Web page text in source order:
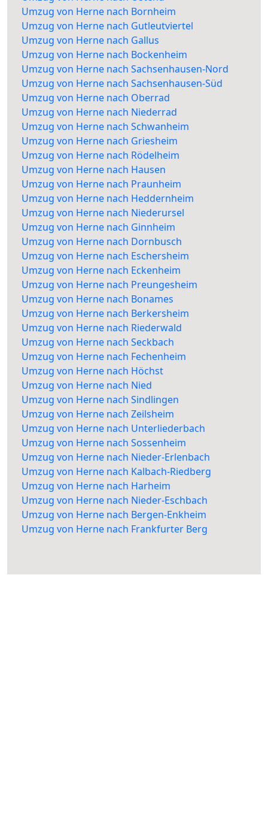
Umzug von Herne nach Bornheim
Umzug von Herne nach Gutleutviertel
Umzug von Herne nach Gallus
Umzug von Herne nach Bockenheim
Umzug von Herne nach Sachsenhausen-Nord
Umzug von Herne nach Sachsenhausen-Süd
Umzug von Herne nach Oberrad
Umzug von Herne nach Niederrad
Umzug von Herne nach Schwanheim
Umzug von Herne nach Griesheim
Umzug von Herne nach Rödelheim
Umzug von Herne nach Hausen
Umzug von Herne nach Praunheim
Umzug von Herne nach Heddernheim
Umzug von Herne nach Niederursel
Umzug von Herne nach Ginnheim
Umzug von Herne nach Dornbusch
Umzug von Herne nach Eschersheim
Umzug von Herne nach Eckenheim
Umzug von Herne nach Preungesheim
Umzug von Herne nach Bonames
Umzug von Herne nach Berkersheim
Umzug von Herne nach Riederwald
Umzug von Herne nach Seckbach
Umzug von Herne nach Fechenheim
Umzug von Herne nach Höchst
Umzug von Herne nach Nied
Umzug von Herne nach Sindlingen
Umzug von Herne nach Zeilsheim
Umzug von Herne nach Unterliederbach
Umzug von Herne nach Sossenheim
Umzug von Herne nach Nieder-Erlenbach
Umzug von Herne nach Kalbach-Riedberg
Umzug von Herne nach Harheim
Umzug von Herne nach Nieder-Eschbach
Umzug von Herne nach Bergen-Enkheim
Umzug von Herne nach Frankfurter Berg